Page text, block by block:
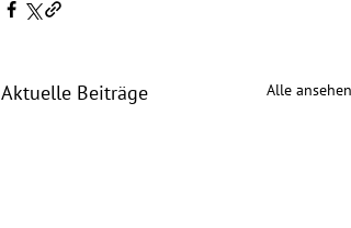
Aktuelle Beiträge Alle ansehen